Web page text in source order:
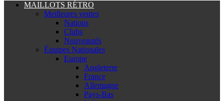
MAILLOTS RÉTRO
Meilleures ventes
Nations
Clubs
Nouveautés
Équipes Nationales
Europe
Angleterre
France
Allemagne
Pays-Bas